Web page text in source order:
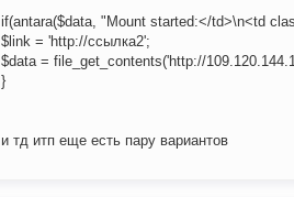
if(antara($data, "Mount started:</td>\n<td
$link = 'http://ссылка2';
$data = file_get_contents('http://
}
и тд итп еще есть пару вариантов